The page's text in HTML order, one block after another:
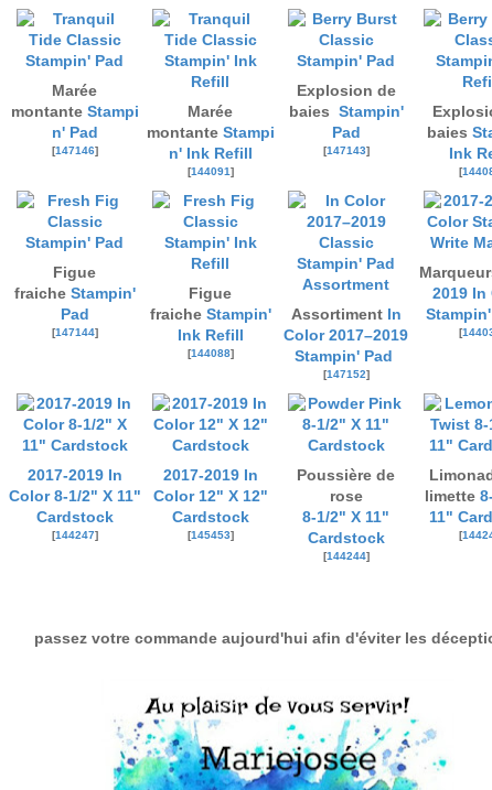
Marée
montanteStampi
n' Pad
[147146]
Marée
montanteStampi
n' Ink Refill
[144091]
Explosion de
baies Stampin'
Pad
[147143]
baies
Ink
[
Figue
fraicheStampin'
Pad
[147144]
Figue
fraicheStampin'
Ink Refill
[144088]
Assortiment In
Color 2017–2019
Stampin' Pad
[147152]
2019 In
[
2017-2019 In
Color 8-1/2" X 11"
Cardstock
[144247]
2017-2019 In
Color 12" X 12"
Cardstock
[145453]
Poussière de
rose
8-1/2" X 11"
Cardstock
[144244]
limette
11"
[
passez votre commande aujourd'hui afin d'éviter les